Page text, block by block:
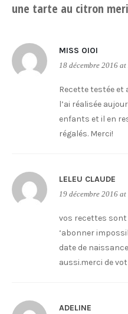
une tarte au citron
MISS OIOI
18 décembre 2016
Recette testée et
l’ai réalisée
enfants et il en
régalés. Merci!
LELEU CLAUDE
19 décembre 2016
vos recettes
‘abonner
date de
aussi.merci de
ADELINE